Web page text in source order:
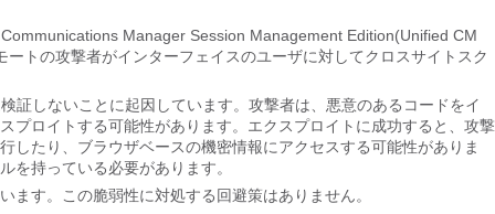
Manager Session Management Edition(Unified CM
トの攻撃者がインターフェイスのユーザに対してクロスサイトスク
証しないことに起因しています。攻撃者は、悪意のあるコードをイ
プロイトする可能性があります。エクスプロイトに成功すると、攻撃
たり、ブラウザベースの機密情報にアクセスする可能性がありま
を持っている必要があります。
す。この脆弱性に対処する回避策はありません。